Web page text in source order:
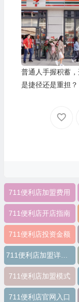
普通人手握积蓄
是捷径还是重担？
711便利店加盟费用
711便利店开店指南
711便利店投资金额
711便利店加盟详细表
711便利店加盟模式
711便利店官网入口